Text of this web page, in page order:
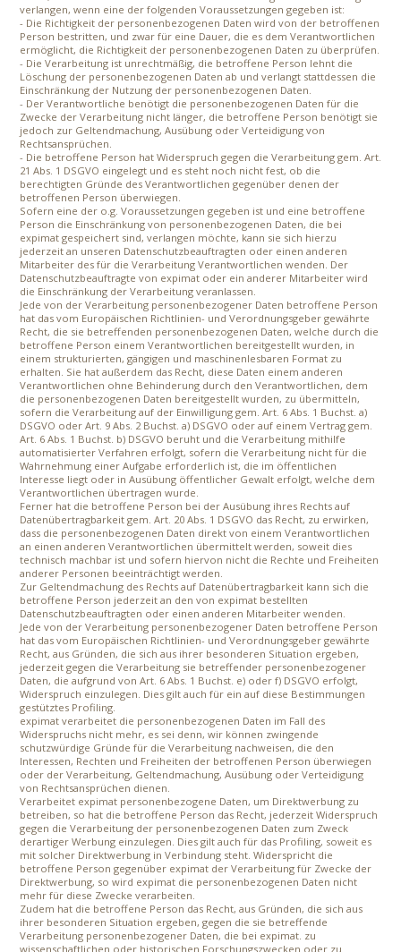
verlangen, wenn eine der folgenden Voraussetzungen gegeben ist:
- Die Richtigkeit der personenbezogenen Daten wird von der betroffenen
Person bestritten, und zwar für eine Dauer, die es dem Verantwortlichen
ermöglicht, die Richtigkeit der personenbezogenen Daten zu überprüfen.
- Die Verarbeitung ist unrechtmäßig, die betroffene Person lehnt die
Löschung der personenbezogenen Daten ab und verlangt stattdessen die
Einschränkung der Nutzung der personenbezogenen Daten.
- Der Verantwortliche benötigt die personenbezogenen Daten für die
Zwecke der Verarbeitung nicht länger, die betroffene Person benötigt sie
jedoch zur Geltendmachung, Ausübung oder Verteidigung von
Rechtsansprüchen.
- Die betroffene Person hat Widerspruch gegen die Verarbeitung gem. Art.
21 Abs. 1 DSGVO eingelegt und es steht noch nicht fest, ob die
berechtigten Gründe des Verantwortlichen gegenüber denen der
betroffenen Person überwiegen.
Sofern eine der o.g. Voraussetzungen gegeben ist und eine betroffene
Person die Einschränkung von personenbezogenen Daten, die bei
expimat gespeichert sind, verlangen möchte, kann sie sich hierzu
jederzeit an unseren Datenschutzbeauftragten oder einen anderen
Mitarbeiter des für die Verarbeitung Verantwortlichen wenden. Der
Datenschutzbeauftragte von expimat oder ein anderer Mitarbeiter wird
die Einschränkung der Verarbeitung veranlassen.
Jede von der Verarbeitung personenbezogener Daten betroffene Person
hat das vom Europäischen Richtlinien- und Verordnungsgeber gewährte
Recht, die sie betreffenden personenbezogenen Daten, welche durch die
betroffene Person einem Verantwortlichen bereitgestellt wurden, in
einem strukturierten, gängigen und maschinenlesbaren Format zu
erhalten. Sie hat außerdem das Recht, diese Daten einem anderen
Verantwortlichen ohne Behinderung durch den Verantwortlichen, dem
die personenbezogenen Daten bereitgestellt wurden, zu übermitteln,
sofern die Verarbeitung auf der Einwilligung gem. Art. 6 Abs. 1 Buchst. a)
DSGVO oder Art. 9 Abs. 2 Buchst. a) DSGVO oder auf einem Vertrag gem.
Art. 6 Abs. 1 Buchst. b) DSGVO beruht und die Verarbeitung mithilfe
automatisierter Verfahren erfolgt, sofern die Verarbeitung nicht für die
Wahrnehmung einer Aufgabe erforderlich ist, die im öffentlichen
Interesse liegt oder in Ausübung öffentlicher Gewalt erfolgt, welche dem
Verantwortlichen übertragen wurde.
Ferner hat die betroffene Person bei der Ausübung ihres Rechts auf
Datenübertragbarkeit gem. Art. 20 Abs. 1 DSGVO das Recht, zu erwirken,
dass die personenbezogenen Daten direkt von einem Verantwortlichen
an einen anderen Verantwortlichen übermittelt werden, soweit dies
technisch machbar ist und sofern hiervon nicht die Rechte und Freiheiten
anderer Personen beeinträchtigt werden.
Zur Geltendmachung des Rechts auf Datenübertragbarkeit kann sich die
betroffene Person jederzeit an den von expimat bestellten
Datenschutzbeauftragten oder einen anderen Mitarbeiter wenden.
Jede von der Verarbeitung personenbezogener Daten betroffene Person
hat das vom Europäischen Richtlinien- und Verordnungsgeber gewährte
Recht, aus Gründen, die sich aus ihrer besonderen Situation ergeben,
jederzeit gegen die Verarbeitung sie betreffender personenbezogener
Daten, die aufgrund von Art. 6 Abs. 1 Buchst. e) oder f) DSGVO erfolgt,
Widerspruch einzulegen. Dies gilt auch für ein auf diese Bestimmungen
gestütztes Profiling.
expimat verarbeitet die personenbezogenen Daten im Fall des
Widerspruchs nicht mehr, es sei denn, wir können zwingende
schutzwürdige Gründe für die Verarbeitung nachweisen, die den
Interessen, Rechten und Freiheiten der betroffenen Person überwiegen
oder der Verarbeitung, Geltendmachung, Ausübung oder Verteidigung
von Rechtsansprüchen dienen.
Verarbeitet expimat personenbezogene Daten, um Direktwerbung zu
betreiben, so hat die betroffene Person das Recht, jederzeit Widerspruch
gegen die Verarbeitung der personenbezogenen Daten zum Zweck
derartiger Werbung einzulegen. Dies gilt auch für das Profiling, soweit es
mit solcher Direktwerbung in Verbindung steht. Widerspricht die
betroffene Person gegenüber expimat der Verarbeitung für Zwecke der
Direktwerbung, so wird expimat die personenbezogenen Daten nicht
mehr für diese Zwecke verarbeiten.
Zudem hat die betroffene Person das Recht, aus Gründen, die sich aus
ihrer besonderen Situation ergeben, gegen die sie betreffende
Verarbeitung personenbezogener Daten, die bei expimat. zu
wissenschaftlichen oder historischen Forschungszwecken oder zu